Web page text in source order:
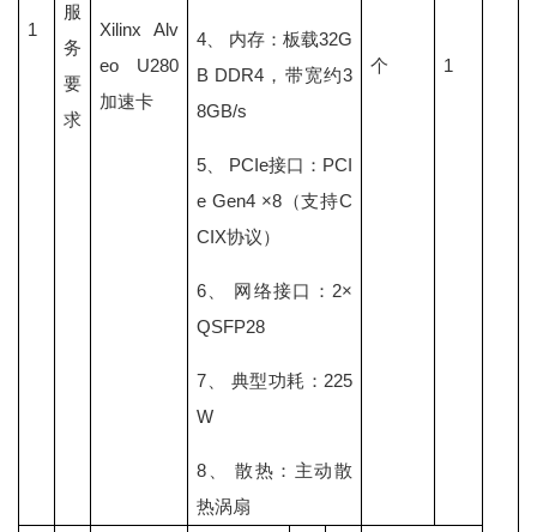
1
服
务
要
求
Xilinx Alv
eo U280
加速卡
4、 内存：板载32G
B DDR4，带宽约3
8GB/s
5、 PCIe接口：PCI
e Gen4 ×8（支持C
CIX协议）
6、 网络接口：2×
QSFP28
7、 典型功耗：225
W
8、 散热：主动散
热涡扇
个 1